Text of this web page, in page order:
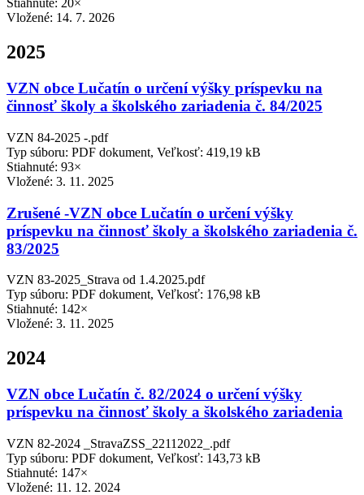
Stiahnuté: 20×
Vložené: 14. 7. 2026
2025
VZN obce Lučatín o určení výšky príspevku na
činnosť školy a školského zariadenia č. 84/2025
VZN 84-2025 -.pdf
Typ súboru: PDF dokument, Veľkosť: 419,19 kB
Stiahnuté: 93×
Vložené: 3. 11. 2025
Zrušené -VZN obce Lučatín o určení výšky
príspevku na činnosť školy a školského zariadenia č.
83/2025
VZN 83-2025_Strava od 1.4.2025.pdf
Typ súboru: PDF dokument, Veľkosť: 176,98 kB
Stiahnuté: 142×
Vložené: 3. 11. 2025
2024
VZN obce Lučatín č. 82/2024 o určení výšky
príspevku na činnosť školy a školského zariadenia
VZN 82-2024 _StravaZSS_22112022_.pdf
Typ súboru: PDF dokument, Veľkosť: 143,73 kB
Stiahnuté: 147×
Vložené: 11. 12. 2024